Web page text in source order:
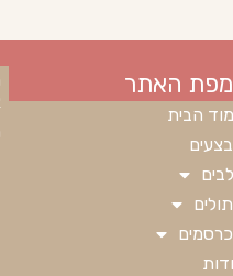
מפת האתר
הבית